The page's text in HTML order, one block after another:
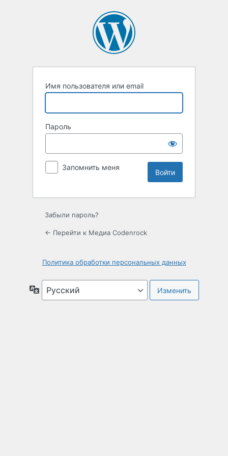
Имя пользователя или email
Пароль
Запомнить меня
Забыли пароль?
← Перейти к Медиа Codenrock
Политика обработки персональных данных
Язык